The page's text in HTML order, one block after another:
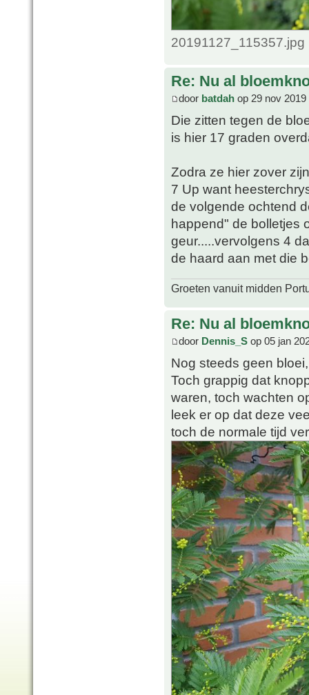
Re: Nu al
door batdah op 29 nov 2019
Die zitten tegen de
is hier 17 graden
Zodra ze hier zover
7 Up want
de volgende ochtend
happend" de bolletjes
geur.....vervolgens 4
de haard aan met die
Groeten vanuit midden
Re: Nu al
door Dennis_S op 05 jan
Nog steeds geen
Toch grappig dat
waren, toch wachten
leek er op dat deze
toch de normale tijd